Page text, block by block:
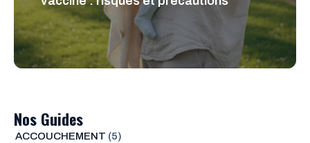
Nos Guides
ACCOUCHEMENT (5)